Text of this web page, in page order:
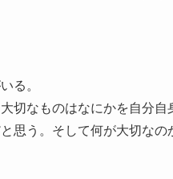
る。
切なものはなにかを自分自
思う。そして何が大切なの